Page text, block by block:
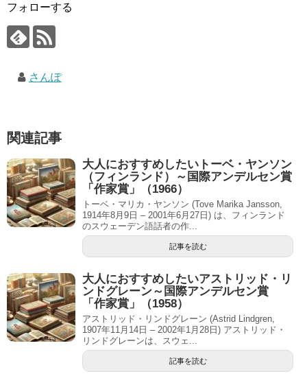
フォローする
さんぽ
関連記事
大人におすすめしたいトーベ・ヤンソン
（フィンランド）～国際アンデルセン賞
「作家賞」（1966）
トーベ・マリカ・ヤンソン (Tove Marika Jansson,
1914年8月9日 – 2001年6月27日) は、フィンランド
のスウェーデン語話者の作...
記事を読む
大人におすすめしたいアストリッド・リ
ンドグレーン～国際アンデルセン賞
「作家賞」（1958）
アストリッド・リンドグレーン (Astrid Lindgren,
1907年11月14日 – 2002年1月28日) アストリッド・
リンドグレーンは、スウェ...
記事を読む